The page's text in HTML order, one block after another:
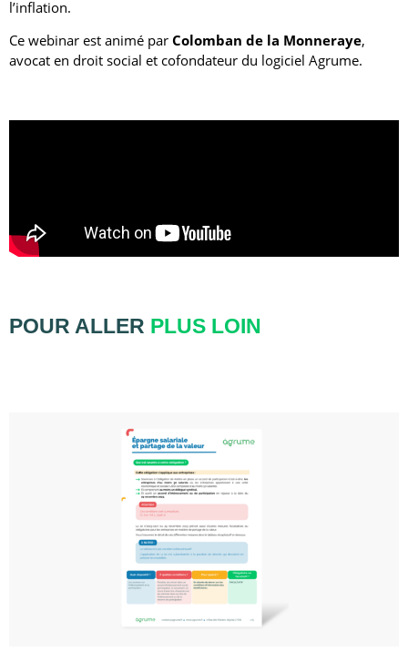
l’inflation.
Ce webinar est animé par Colomban de la Monneraye,
avocat en droit social et cofondateur du logiciel Agrume.
POUR ALLER PLUS LOIN